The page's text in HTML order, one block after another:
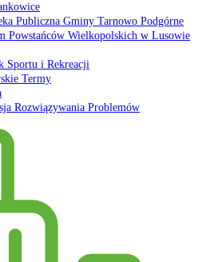
Publiczna Gminy Tarnowo Podgórne
Powstańców Wielkopolskich w Lusowie
Sportu i Rekreacji
Termy
Rozwiązywania Problemów